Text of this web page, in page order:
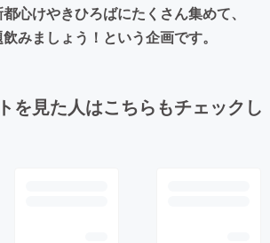
心けやきひろばにたくさん集めて、
みましょう！という企画です。
を見た人はこちらもチェックし